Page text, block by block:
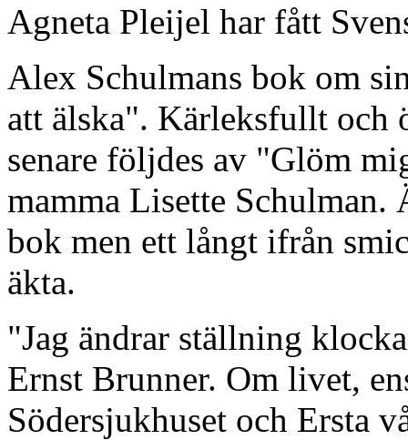
Agneta Pleijel har fått
Alex Schulmans bok om
att älska". Kärleksfullt och
senare följdes av "Glöm
mamma Lisette Schulman.
bok men ett långt ifrån
äkta.
"Jag ändrar ställning
Ernst Brunner. Om livet,
Södersjukhuset och Ersta